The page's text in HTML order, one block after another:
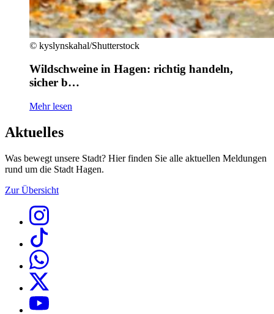
© kyslynskahal/Shutterstock
Wildschweine in Hagen: richtig handeln,
sicher b…
Mehr lesen
Aktuelles
Was bewegt unsere Stadt? Hier finden Sie alle aktuellen Meldungen
rund um die Stadt Hagen.
Zur Übersicht